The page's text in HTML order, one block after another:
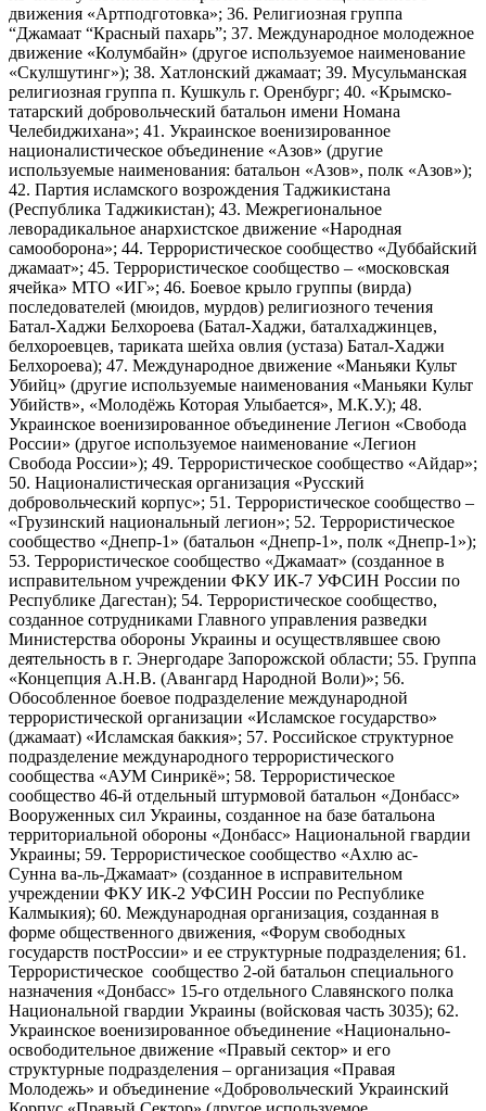
движения «Артподготовка»; 36. Религиозная группа
“Джамаат “Красный пахарь”; 37. Международное молодежное
движение «Колумбайн» (другое используемое наименование
«Скулшутинг»); 38. Хатлонский джамаат; 39. Мусульманская
религиозная группа п. Кушкуль г. Оренбург; 40. «Крымско-
татарский добровольческий батальон имени Номана
Челебиджихана»; 41. Украинское военизированное
националистическое объединение «Азов» (другие
используемые наименования: батальон «Азов», полк «Азов»);
42. Партия исламского возрождения Таджикистана
(Республика Таджикистан); 43. Межрегиональное
леворадикальное анархистское движение «Народная
самооборона»; 44. Террористическое сообщество «Дуббайский
джамаат»; 45. Террористическое сообщество – «московская
ячейка» МТО «ИГ»; 46. Боевое крыло группы (вирда)
последователей (мюидов, мурдов) религиозного течения
Батал-Хаджи Белхороева (Батал-Хаджи, баталхаджинцев,
белхороевцев, тариката шейха овлия (устаза) Батал-Хаджи
Белхороева); 47. Международное движение «Маньяки Культ
Убийц» (другие используемые наименования «Маньяки Культ
Убийств», «Молодёжь Которая Улыбается», М.К.У.); 48.
Украинское военизированное объединение Легион «Свобода
России» (другое используемое наименование «Легион
Свобода России»); 49. Террористическое сообщество «Айдар»;
50. Националистическая организация «Русский
добровольческий корпус»; 51. Террористическое сообщество –
«Грузинский национальный легион»; 52. Террористическое
сообщество «Днепр-1» (батальон «Днепр-1», полк «Днепр-1»);
53. Террористическое сообщество «Джамаат» (созданное в
исправительном учреждении ФКУ ИК-7 УФСИН России по
Республике Дагестан); 54. Террористическое сообщество,
созданное сотрудниками Главного управления разведки
Министерства обороны Украины и осуществлявшее свою
деятельность в г. Энергодаре Запорожской области; 55. Группа
«Концепция А.Н.В. (Авангард Народной Воли)»; 56.
Обособленное боевое подразделение международной
террористической организации «Исламское государство»
(джамаат) «Исламская баккия»; 57. Российское структурное
подразделение международного террористического
сообщества «АУМ Синрикё»; 58. Террористическое
сообщество 46-й отдельный штурмовой батальон «Донбасс»
Вооруженных сил Украины, созданное на базе батальона
территориальной обороны «Донбасс» Национальной гвардии
Украины; 59. Террористическое сообщество «Ахлю ас-
Сунна ва-ль-Джамаат» (созданное в исправительном
учреждении ФКУ ИК-2 УФСИН России по Республике
Калмыкия); 60. Международная организация, созданная в
форме общественного движения, «Форум свободных
государств постРоссии» и ее структурные подразделения; 61.
Террористическое сообщество 2-ой батальон специального
назначения «Донбасс» 15-го отдельного Славянского полка
Национальной гвардии Украины (войсковая часть 3035); 62.
Украинское военизированное объединение «Национально-
освободительное движение «Правый сектор» и его
структурные подразделения – организация «Правая
Молодежь» и объединение «Добровольческий Украинский